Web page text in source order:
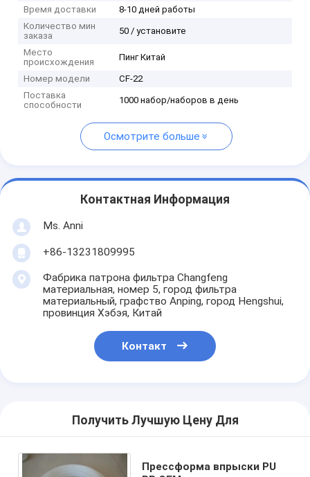
Время доставки
8-10 дней работы
Количество мин
заказа
50 / установите
Место
происхождения
Пинг Китай
Номер модели
CF-22
Поставка
способности
1000 набор/наборов в день
Осмотрите больше
Контактная Информация
Ms. Anni
+86-13231809995
Фабрика патрона фильтра Changfeng
материальная, номер 5, город фильтра
материальный, графство Anping, город Hengshui,
провинция Хэбэя, Китай
Контакт
Получить Лучшую Цену Для
Прессформа впрыски PU